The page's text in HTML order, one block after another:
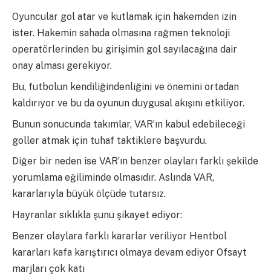
Oyuncular gol atar ve kutlamak için hakemden izin
ister. Hakemin sahada olmasına rağmen teknoloji
operatörlerinden bu girişimin gol sayılacağına dair
onay alması gerekiyor.
Bu, futbolun kendiliğindenliğini ve önemini ortadan
kaldırıyor ve bu da oyunun duygusal akışını etkiliyor.
Bunun sonucunda takımlar, VAR’ın kabul edebileceği
goller atmak için tuhaf taktiklere başvurdu.
Diğer bir neden ise VAR’ın benzer olayları farklı şekilde
yorumlama eğiliminde olmasıdır. Aslında VAR,
kararlarıyla büyük ölçüde tutarsız.
Hayranlar sıklıkla şunu şikayet ediyor:
Benzer olaylara farklı kararlar veriliyor Hentbol
kararları kafa karıştırıcı olmaya devam ediyor Ofsayt
marjları çok katı